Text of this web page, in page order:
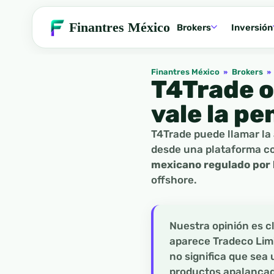
Finantres México Brokers Inversión
Finantres México » Brokers »
T4Trade
vale la
T4Trade puede llamar
desde una plataforma
mexicano regulado por
offshore.
Nuestra opinión es
aparece Tradeco
no significa que sea